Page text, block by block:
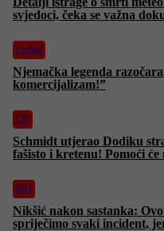
svjedoci, čeka se važna
Fudbal
Njemačka legenda
komercijalizam!”
CD
Schmidt utjerao Dodiku
fašisto i kretenu! Pomoći
BiH
Nikšić nakon sastanka:
spriječimo svaki incident,